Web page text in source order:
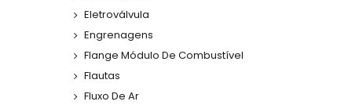
Eletroválvula
Engrenagens
Flange Módulo De Combustível
Flautas
Fluxo De Ar